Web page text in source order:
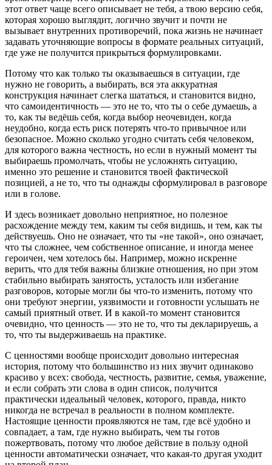
этот ответ чаще всего описывает не тебя, а твою версию себя,
которая хорошо выглядит, логично звучит и почти не
вызывает внутренних противоречий, пока жизнь не начинает
задавать уточняющие вопросы в формате реальных ситуаций,
где уже не получится прикрыться формулировками.
Потому что как только ты оказываешься в ситуации, где
нужно не говорить, а выбирать, вся эта аккуратная
конструкция начинает слегка шататься, и становится видно,
что самоидентичность — это не то, что ты о себе думаешь, а
то, как ты ведёшь себя, когда выбор неочевиден, когда
неудобно, когда есть риск потерять что-то привычное или
безопасное. Можно сколько угодно считать себя человеком,
для которого важна честность, но если в нужный момент ты
выбираешь промолчать, чтобы не усложнять ситуацию,
именно это решение и становится твоей фактической
позицией, а не то, что ты однажды сформулировал в разговоре
или в голове.
И здесь возникает довольно неприятное, но полезное
расхождение между тем, каким ты себя видишь, и тем, как ты
действуешь. Оно не означает, что ты «не такой», оно означает,
что ты сложнее, чем собственное описание, и иногда менее
героичен, чем хотелось бы. Например, можно искренне
верить, что для тебя важны близкие отношения, но при этом
стабильно выбирать занятость, усталость или избегание
разговоров, которые могли бы что-то изменить, потому что
они требуют энергии, уязвимости и готовности услышать не
самый приятный ответ. И в какой-то момент становится
очевидно, что ценность — это не то, что ты декларируешь, а
то, что ты выдерживаешь на практике.
С ценностями вообще происходит довольно интересная
история, потому что большинство из них звучит одинаково
красиво у всех: свобода, честность, развитие, семья, уважение,
и если собрать эти слова в один список, получится
практически идеальный человек, которого, правда, никто
никогда не встречал в реальности в полном комплекте.
Настоящие ценности проявляются не там, где всё удобно и
совпадает, а там, где нужно выбирать, чем ты готов
пожертвовать, потому что любое действие в пользу одной
ценности автоматически означает, что какая-то другая уходит